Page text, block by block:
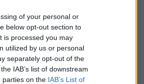
of your personal or
below opt-out section to
is processed you may
utilized by us or personal
separately opt-out of the
IAB’s list of downstream
parties on the IAB’s List of